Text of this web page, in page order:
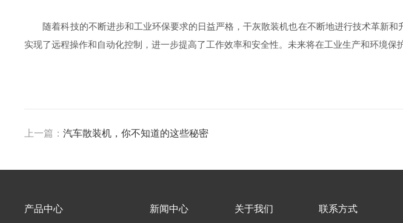
随着科技的不断进步和工业环保要求的日益严格，干灰散装机也在不断地进行技术革新和
实现了远程操作和自动化控制，进一步提高了工作效率和安全性。未来将在工业生产和环境
上一篇：汽车散装机，你不知道的这些秘密
产品中心 新闻中心 关于我们 联系方式